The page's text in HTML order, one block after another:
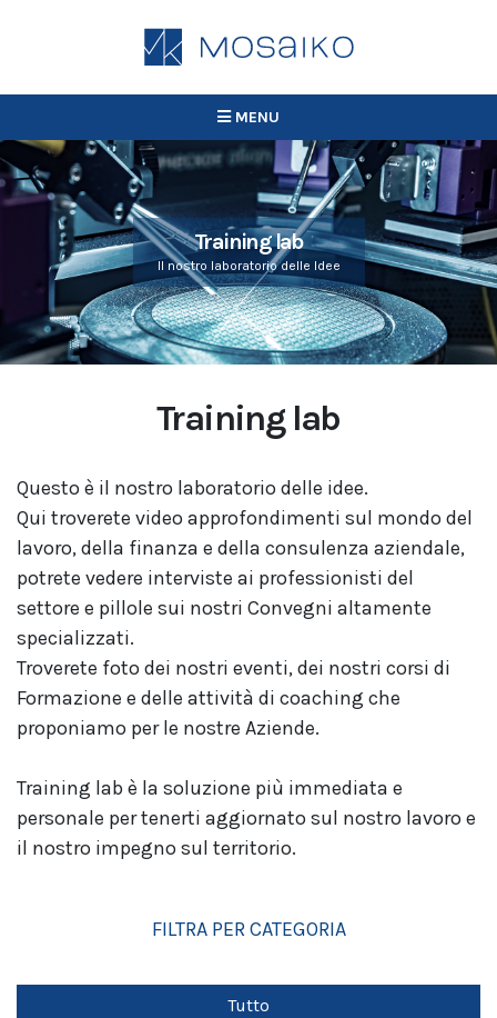
MENU
Training lab
Il nostro laboratorio delle Idee
Training lab
Questo è il nostro laboratorio delle idee.
Qui troverete video approfondimenti sul mondo del
lavoro, della finanza e della consulenza aziendale,
potrete vedere interviste ai professionisti del
settore e pillole sui nostri Convegni altamente
specializzati.
Troverete foto dei nostri eventi, dei nostri corsi di
Formazione e delle attività di coaching che
proponiamo per le nostre Aziende.
Training lab è la soluzione più immediata e
personale per tenerti aggiornato sul nostro lavoro e
il nostro impegno sul territorio.
FILTRA PER CATEGORIA
Tutto